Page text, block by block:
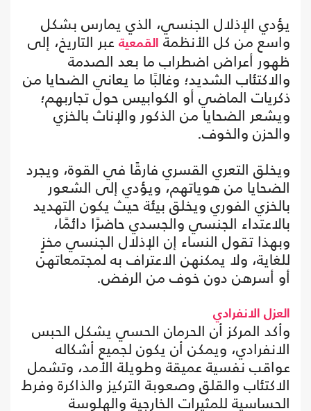
يؤدي الإذلال الجنسي، الذي يمارس بشكل
واسع من كل الأنظمة القمعية عبر التاريخ، إلى
ظهور أعراض اضطراب ما بعد الصدمة
والاكتئاب الشديد؛ وغالبًا ما يعاني الضحايا من
ذكريات الماضي أو الكوابيس حول تجاربهم؛
ويشعر الضحايا من الذكور والإناث بالخزي
والحزن والخوف.
ويخلق التعري القسري فارقًا في القوة، ويجرد
الضحايا من هوياتهم، ويؤدي إلى الشعور
بالخزي الفوري ويخلق بيئة حيث يكون التهديد
بالاعتداء الجنسي والجسدي حاضرًا دائمًا،
وبهذا تقول النساء إن الإذلال الجنسي مخزٍ
للغاية، ولا يمكنهن الاعتراف به لمجتمعاتهن
أو أسرهن دون خوف من الرفض.
العزل الانفرادي
وأكد المركز أن الحرمان الحسي يشكل الحبس
الانفرادي، ويمكن أن يكون لجميع أشكاله
عواقب نفسية عميقة وطويلة الأمد، وتشمل
الاكتئاب والقلق وصعوبة التركيز والذاكرة وفرط
الحساسية للمثيرات الخارجية والهلوسة